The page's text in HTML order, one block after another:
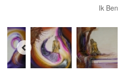
Ik Ben